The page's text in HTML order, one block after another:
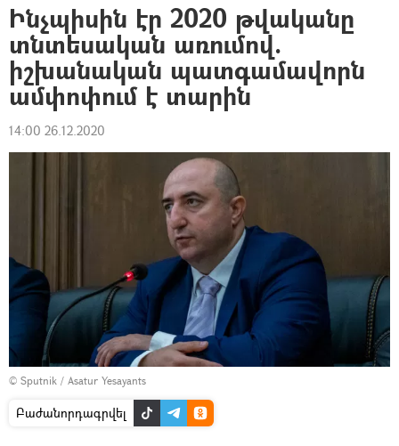
Ինչպիսին էր 2020 թվականը
տնտեսական առումով.
իշխանական պատգամավորն
ամփոփում է տարին
14:00 26.12.2020
© Sputnik / Asatur Yesayants
Բաժանորդագրվել